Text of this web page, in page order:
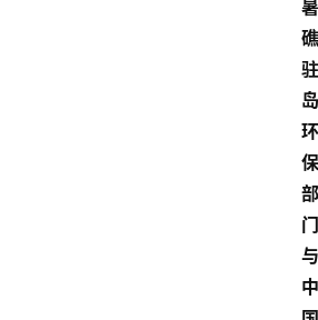
暑
礁
驻
岛
环
保
部
门
与
中